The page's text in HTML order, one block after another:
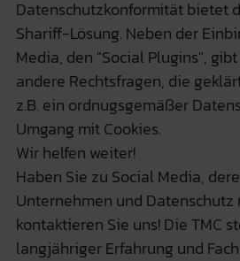
Datenschutzkonformität bietet
Shariff-Lösung. Neben der
Media, den "Social Plugins",
andere Rechtsfragen, die
z.B. ein ordnugsgemäßer
Umgang mit Cookies.
Wir helfen weiter!
Haben Sie zu Social Media,
Unternehmen und Datenschutz
kontaktieren Sie uns! Die TMC
langjähriger Erfahrung und